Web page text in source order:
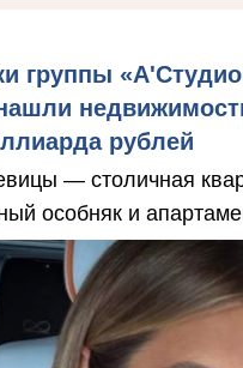
группы
рублей
— столичная
особняк и